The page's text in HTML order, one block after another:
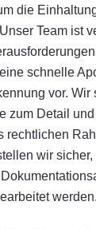
die
Team ist
schnelle
vor. Wir
zum Detail
rechtlichen
wir sicher,
werden.